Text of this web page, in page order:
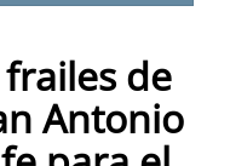
de
Antonio